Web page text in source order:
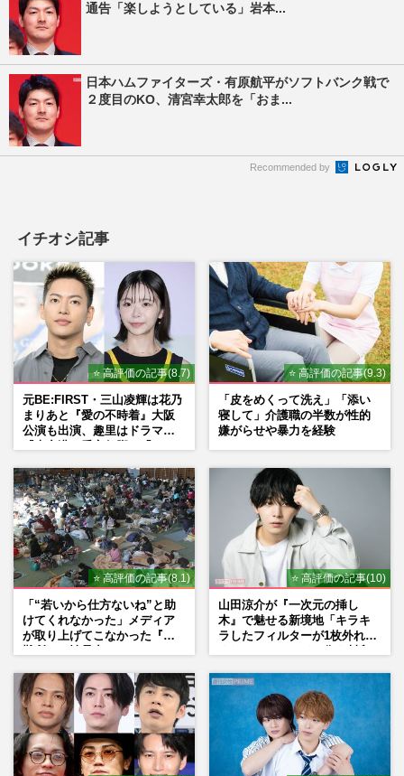
通告「楽しようとしている」岩本...
日本ハムファイターズ・有原航平がソフトバンク戦で
２度目のKO、清宮幸太郎を「おま...
Recommended by
イチオシ記事
⭐ 高評価の記事(8.7)
元BE:FIRST・三山凌輝は花乃
まりあと『愛の不時着』大阪
公演も出演、趣里はドラマ
⭐ 高評価の記事(9.3)
「皮をめくって洗え」「添い
寝して」介護職の半数が性的
嫌がらせや暴力を経験
⭐ 高評価の記事(8.1)
「“若いから仕方ないね”と助
けてくれなかった」メディア
が取り上げてこなかった『避
⭐ 高評価の記事(10)
山田涼介が『一次元の挿し
木』で魅せる新境地「キラキ
ラしたフィルターが1枚外れて